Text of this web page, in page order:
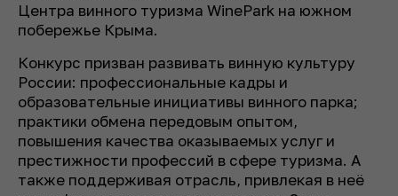
Центра винного туризма WinePark на южном
побережье Крыма.
Конкурс призван развивать винную культуру
России: профессиональные кадры и
образовательные инициативы винного парка;
практики обмена передовым опытом,
повышения качества оказываемых услуг и
престижности профессий в сфере туризма. А
также поддерживая отрасль, привлекая в неё